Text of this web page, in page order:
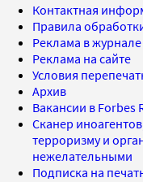
Контактная
Правила
Реклама в журнале
Реклама на сайте
Условия
Архив
Вакансии в Forbes
Сканер
терроризму и
нежелательными
Подписка на